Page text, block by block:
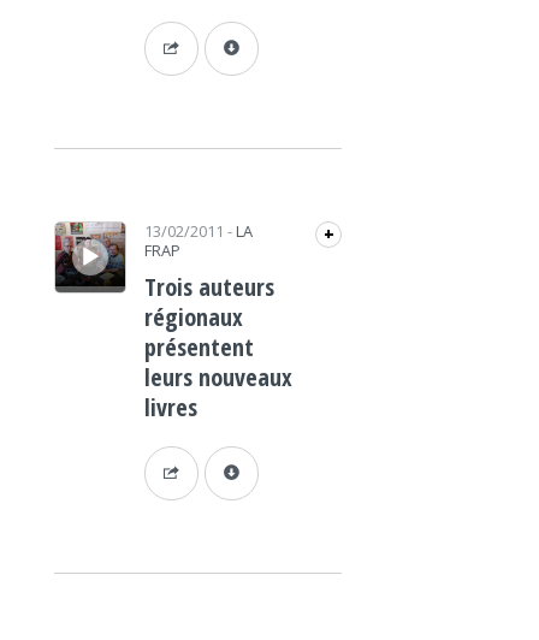
Lecteur audio 13/02/2011 - LA
FRAP
+
Trois auteurs
régionaux
présentent
leurs nouveaux
livres